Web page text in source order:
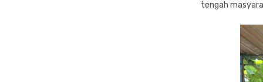
tengah